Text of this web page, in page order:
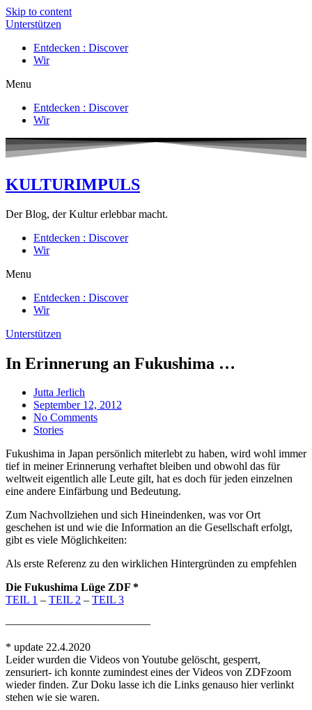
Skip to content
Unterstützen
Entdecken : Discover
Wir
Menu
Entdecken : Discover
Wir
KULTURIMPULS
Der Blog, der Kultur erlebbar macht.
Entdecken : Discover
Wir
Menu
Entdecken : Discover
Wir
Unterstützen
In Erinnerung an Fukushima …
Jutta Jerlich
September 12, 2012
No Comments
Stories
Fukushima in Japan persönlich miterlebt zu haben, wird wohl immer
tief in meiner Erinnerung verhaftet bleiben und obwohl das für
weltweit eigentlich alle Leute gilt, hat es doch für jeden einzelnen
eine andere Einfärbung und Bedeutung.
Zum Nachvollziehen und sich Hineindenken, was vor Ort
geschehen ist und wie die Information an die Gesellschaft erfolgt,
gibt es viele Möglichkeiten:
Als erste Referenz zu den wirklichen Hintergründen zu empfehlen
Die Fukushima Lüge ZDF *
TEIL 1 – TEIL 2 – TEIL 3
—————————————
* update 22.4.2020
Leider wurden die Videos von Youtube gelöscht, gesperrt,
zensuriert- ich konnte zumindest eines der Videos von ZDFzoom
wieder finden. Zur Doku lasse ich die Links genauso hier verlinkt
stehen wie sie waren.